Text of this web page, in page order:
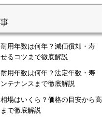
耐用年数は何年？減価償却・寿
るコツまで徹底解説
用年数は何年？法定年数・寿
テナンスまで徹底解説
場はいくら？価格の目安から高
で徹底解説